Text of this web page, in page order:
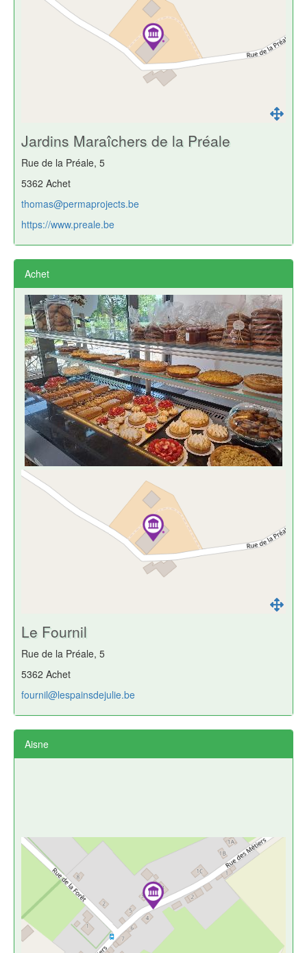
Jardins Maraîchers de la Préale
Rue de la Préale, 5
5362 Achet
thomas@permaprojects.be
https://www.preale.be
Achet
Le Fournil
Rue de la Préale, 5
5362 Achet
fournil@lespainsdejulie.be
Aisne